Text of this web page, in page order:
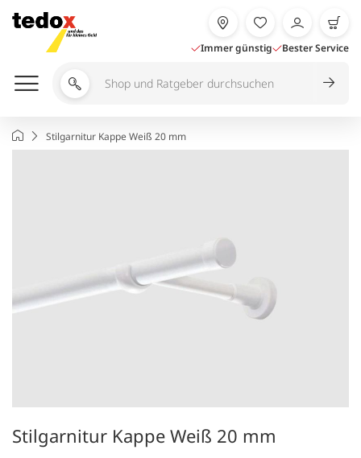
Inhalt
springen
Immer günstig Bester Service
Shop
durchsuchen
StartseiteStilgarnitur Kappe Weiß 20 mm
Stilgarnitur Kappe Weiß 20 mm